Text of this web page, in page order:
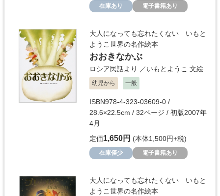
在庫あり 電子書籍あり
大人になっても忘れたくない いもと
ようこ世界の名作絵本
おおきなかぶ
ロシア民話より ／いもとようこ 文絵
幼児から 一般
ISBN978-4-323-03609-0 /
28.6×22.5cm / 32ページ / 初版2007年
4月
定価1,650円 (本体1,500円+税)
在庫僅少 電子書籍あり
大人になっても忘れたくない いもと
ようこ世界の名作絵本